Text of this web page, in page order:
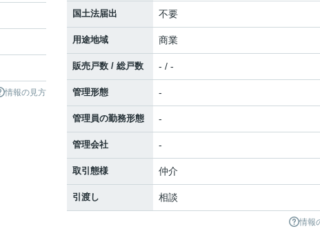
情報の見方
国土法届出 不要
用途地域 商業
販売戸数 / 総戸数 - / -
管理形態 -
管理員の勤務形態 -
管理会社 -
取引態様 仲介
引渡し 相談
情報